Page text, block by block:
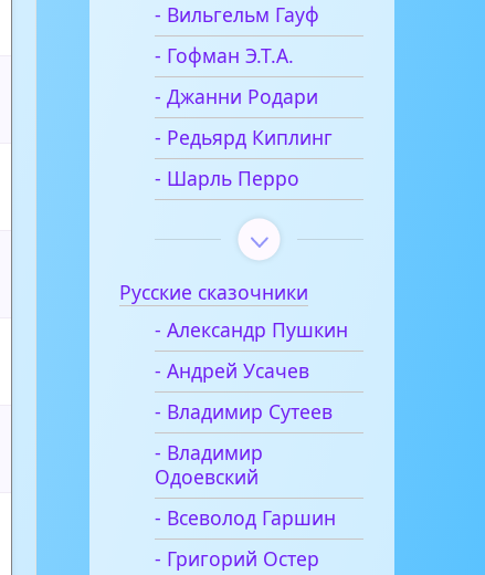
- Вильгельм Гауф
- Гофман Э.Т.А.
- Джанни Родари
- Редьярд Киплинг
- Шарль Перро
Русские сказочники
- Александр Пушкин
- Андрей Усачев
- Владимир Сутеев
- Владимир
Одоевский
- Всеволод Гаршин
- Григорий Остер